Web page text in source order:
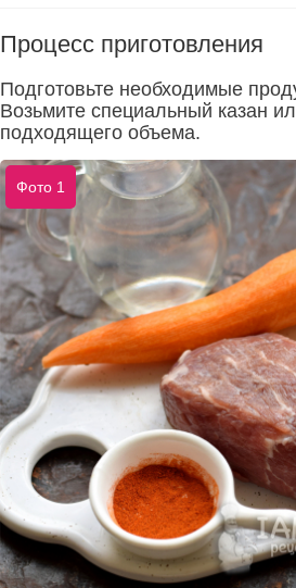
Процесс приготовления
Подготовьте необходимые
Возьмите специальный казан
подходящего объема.
Фото 1